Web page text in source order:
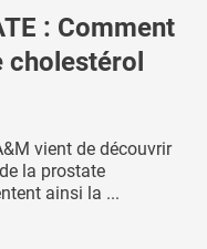
: Comment
vient de découvrir
la prostate
ainsi la ...